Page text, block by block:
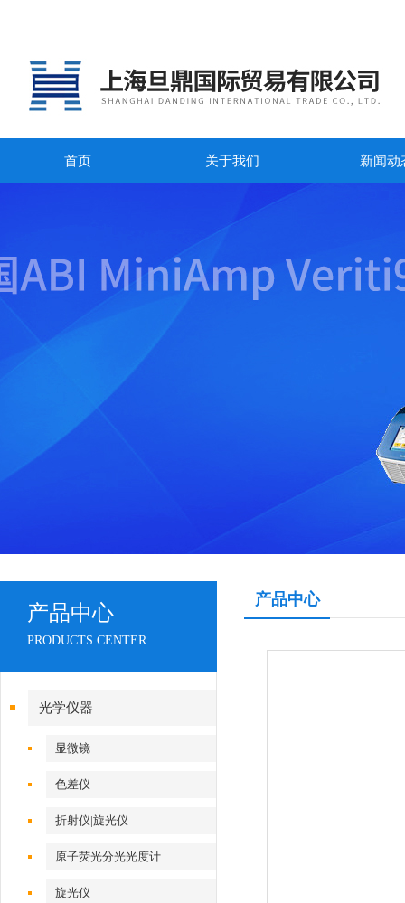
首页 关于我们 新闻动
产品中心
PRODUCTS CENTER
光学仪器
显微镜
色差仪
折射仪|旋光仪
原子荧光分光光度计
旋光仪
产品中心